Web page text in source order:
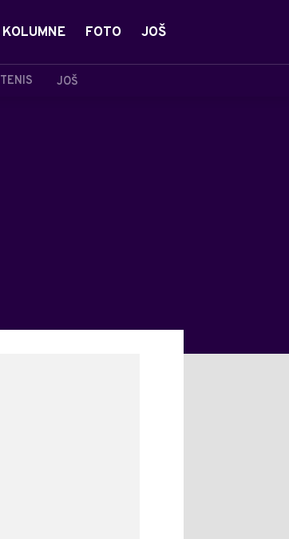
TENIS JOŠ
KOLUMNE FOTO JOŠ